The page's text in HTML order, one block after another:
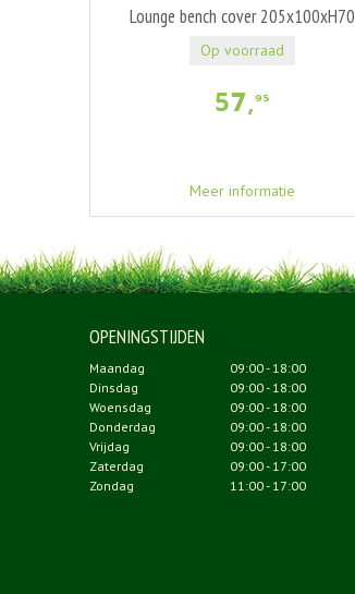
Lounge bench cover 205x100xH70
57 95
Meer informatie
Op voorraad
OPENINGSTIJDEN
Maandag
09:00 - 18:00
Dinsdag
09:00 - 18:00
Woensdag
09:00 - 18:00
Donderdag
09:00 - 18:00
Vrijdag
09:00 - 18:00
Zaterdag
09:00 - 17:00
Zondag
11:00 - 17:00